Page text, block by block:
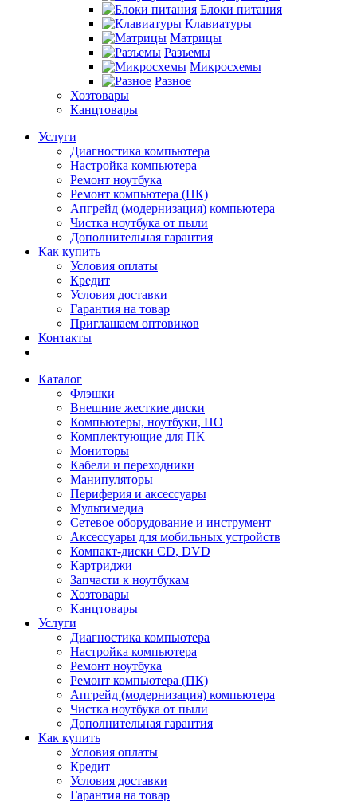
Блоки питания
Клавиатуры
Матрицы
Разъемы
Микросхемы
Разное
Хозтовары
Канцтовары
Услуги
Диагностика компьютера
Настройка компьютера
Ремонт ноутбука
Ремонт компьютера (ПК)
Апгрейд (модернизация) компьютера
Чистка ноутбука от пыли
Дополнительная гарантия
Как купить
Условия оплаты
Кредит
Условия доставки
Гарантия на товар
Приглашаем оптовиков
Контакты
Каталог
Флэшки
Внешние жесткие диски
Компьютеры, ноутбуки, ПО
Комплектующие для ПК
Мониторы
Кабели и переходники
Манипуляторы
Периферия и аксессуары
Мультимедиа
Сетевое оборудование и инструмент
Аксессуары для мобильных устройств
Компакт-диски CD, DVD
Картриджи
Запчасти к ноутбукам
Хозтовары
Канцтовары
Услуги
Диагностика компьютера
Настройка компьютера
Ремонт ноутбука
Ремонт компьютера (ПК)
Апгрейд (модернизация) компьютера
Чистка ноутбука от пыли
Дополнительная гарантия
Как купить
Условия оплаты
Кредит
Условия доставки
Гарантия на товар